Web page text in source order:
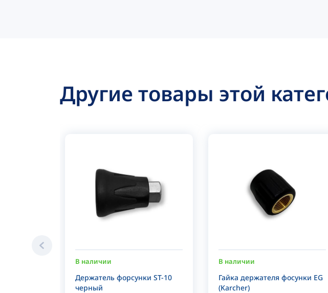
Другие товары этой
В наличии
Держатель форсунки ST-10
черный
В наличии
Гайка держателя фосунки EG
(Karcher)